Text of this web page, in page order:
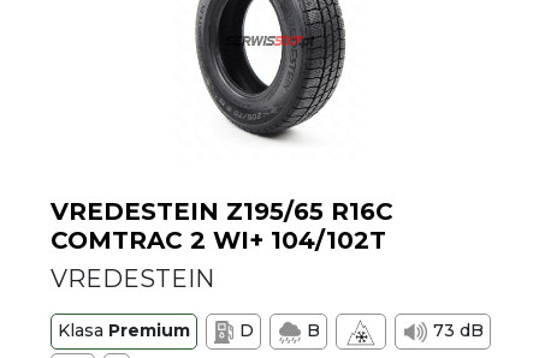
VREDESTEIN Z195/65 R16C
COMTRAC 2 WI+ 104/102T
VREDESTEIN
Klasa Premium D B
73 dB